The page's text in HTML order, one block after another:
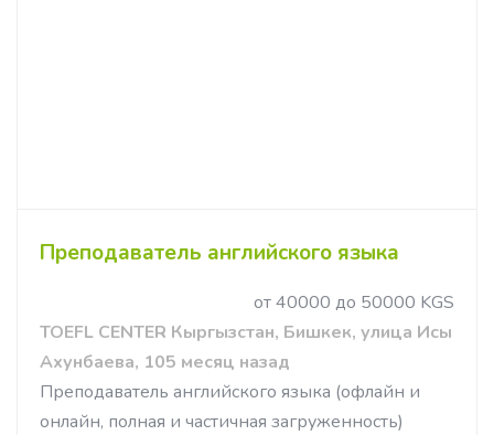
Преподаватель английского языка
от 40000 до 50000 KGS
TOEFL CENTER Кыргызстан, Бишкек, улица Исы
Ахунбаева, 105 месяц назад
Преподаватель английского языка (офлайн и
онлайн, полная и частичная загруженность)